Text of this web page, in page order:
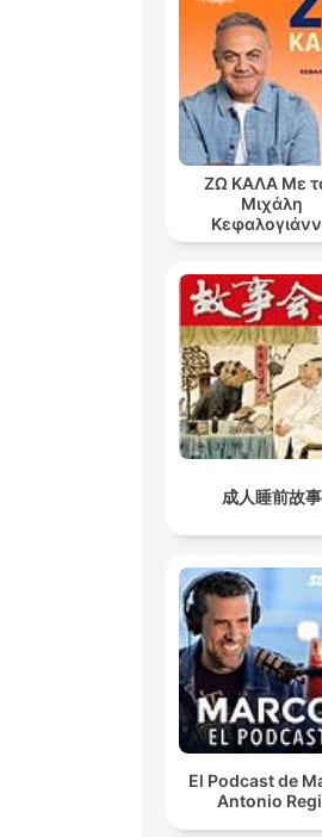
ΖΩ ΚΑΛΑ Με
Μιχάλη
成人睡前故事
El Podcast de
Antonio